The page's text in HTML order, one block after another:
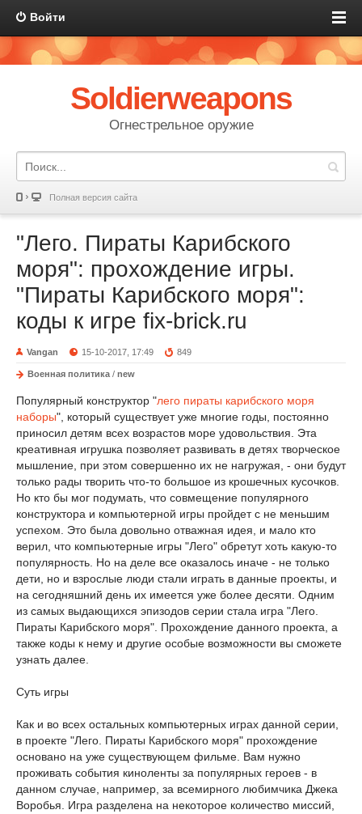
Войти
Soldierweapons
Огнестрельное оружие
Полная версия сайта
"Лего. Пираты Карибского
моря": прохождение игры.
"Пираты Карибского моря":
коды к игре fix-brick.ru
Vangan 15-10-2017, 17:49 849
Военная политика / new
Популярный конструктор "лего пираты карибского моря
наборы", который существует уже многие годы, постоянно
приносил детям всех возрастов море удовольствия. Эта
креативная игрушка позволяет развивать в детях творческое
мышление, при этом совершенно их не нагружая, - они будут
только рады творить что-то большое из крошечных кусочков.
Но кто бы мог подумать, что совмещение популярного
конструктора и компьютерной игры пройдет с не меньшим
успехом. Это была довольно отважная идея, и мало кто
верил, что компьютерные игры "Лего" обретут хоть какую-то
популярность. Но на деле все оказалось иначе - не только
дети, но и взрослые люди стали играть в данные проекты, и
на сегодняшний день их имеется уже более десяти. Одним
из самых выдающихся эпизодов серии стала игра "Лего.
Пираты Карибского моря". Прохождение данного проекта, а
также коды к нему и другие особые возможности вы сможете
узнать далее.
Суть игры
Как и во всех остальных компьютерных играх данной серии,
в проекте "Лего. Пираты Карибского моря" прохождение
основано на уже существующем фильме. Вам нужно
проживать события киноленты за популярных героев - в
данном случае, например, за всемирного любимчика Джека
Воробья. Игра разделена на некоторое количество миссий,